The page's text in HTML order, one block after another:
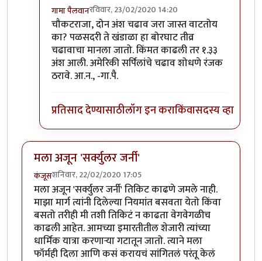
गामा पैलवानरविवार, 23/02/2020 14:20
In reply toअगदी बरोबरbyचौकटराजा
चौकटराजा, दोन अंश चढाव जरा जास्त वाटतोय
का? पळसदरी ते खंडाळा हा बोरघाट तीव्र
चढावाचा मानला जातो. किंमत काढली तर १.३३
अंश आली. अमेरिकी सर्पिलांचे चढाव शोधणे रंजक
ठरावे. आ.न., -गा.पै.
प्रतिसाद देण्यासाठीलॉग इन कराकिंवासदस्य व्हा
मला अजून 'सर्क्युलर जर्नी'
कंजूसशनिवार, 22/02/2020 17:05
मला अजून 'सर्क्युलर जर्नी' तिकिट काढणे जमले नाही.
माझा मार्ग त्यांनी दिलेल्या नियमांत बसवता येतो किंवा
बसतो तरीही मी तशी तिकिटं न काढता वेगवेगळीच
काढली आहेत. आमच्या इमारतीतील शेजारी त्यांच्या
धार्मिक यात्रा करणाऱ्या गटातून जातो. त्याने मला
फॉर्मही दिला आणि कसं करायचं सांगितलं परंतू केलं